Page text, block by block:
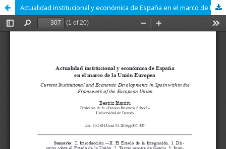
Actualidad institucional y económica de España en el marco de la Unión Europea